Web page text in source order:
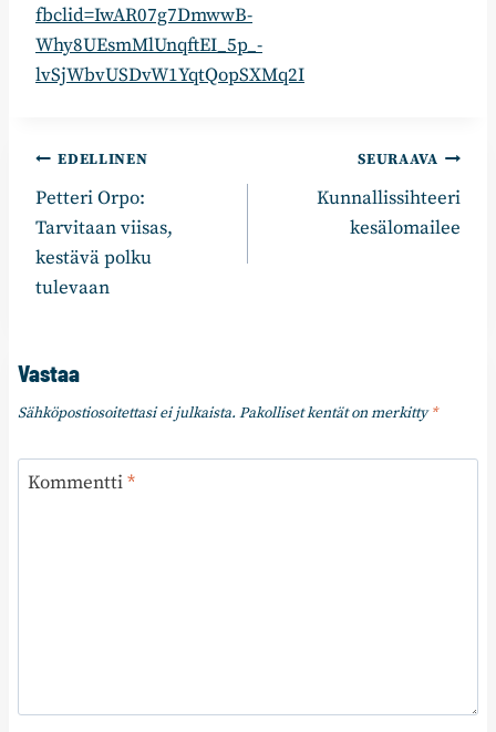
fbclid=IwAR07g7DmwwB-
Why8UEsmMlUnqftEI_5p_-
lvSjWbvUSDvW1YqtQopSXMq2I
Artikkelien
selaus
EDELLINEN
Petteri Orpo:
Tarvitaan viisas,
kestävä polku
tulevaan
SEURAAVA
Kunnallissihteeri
kesälomailee
Vastaa
Sähköpostiosoitettasi ei julkaista. Pakolliset kentät on merkitty*
Kommentti*